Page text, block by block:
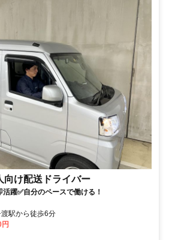
向け配送ドライバー
躍✅自分のペースで働ける！
駅から徒歩6分